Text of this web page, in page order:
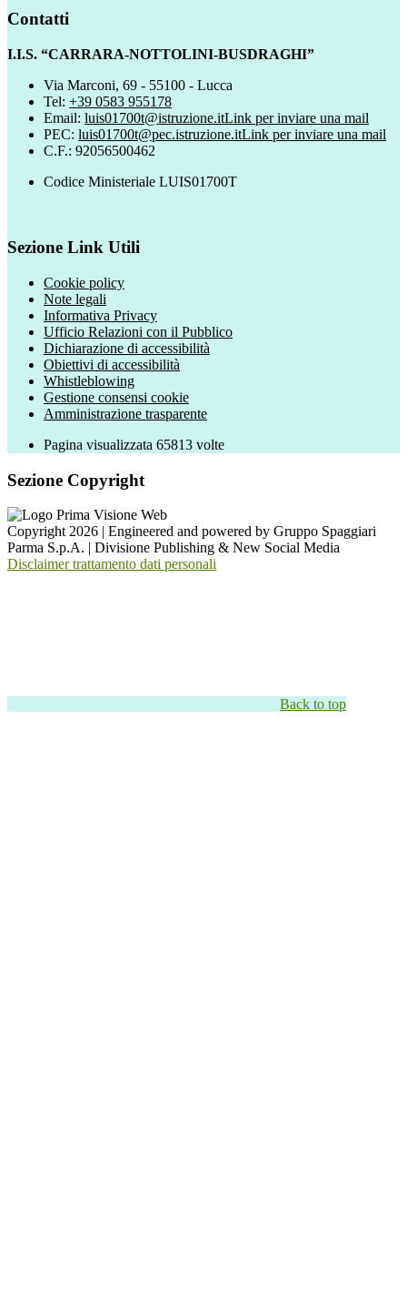
Contatti
I.I.S. “CARRARA-NOTTOLINI-BUSDRAGHI”
Via Marconi, 69 - 55100 - Lucca
Tel: +39 0583 955178
Email: luis01700t@istruzione.itLink per inviare una mail
PEC: luis01700t@pec.istruzione.itLink per inviare una mail
C.F.: 92056500462
Codice Ministeriale LUIS01700T
Sezione Link Utili
Cookie policy
Note legali
Informativa Privacy
Ufficio Relazioni con il Pubblico
Dichiarazione di accessibilità
Obiettivi di accessibilità
Whistleblowing
Gestione consensi cookie
Amministrazione trasparente
Pagina visualizzata 65813 volte
Sezione Copyright
Copyright 2026 | Engineered and powered by Gruppo Spaggiari
Parma S.p.A. | Divisione Publishing & New Social Media
Disclaimer trattamento dati personali
Back to top